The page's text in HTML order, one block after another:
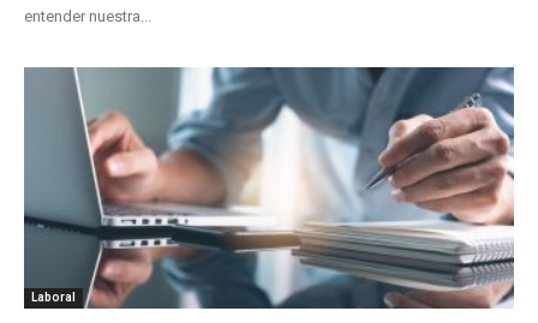
entender nuestra...
Laboral